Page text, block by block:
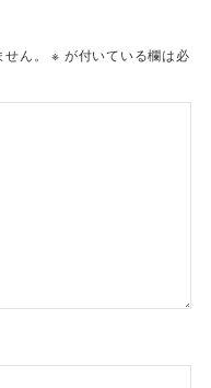
ん。 ※ が付いている欄は必